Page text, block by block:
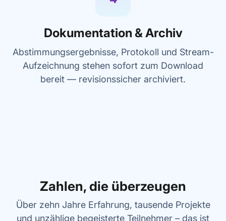
Dokumentation & Archiv
Abstimmungsergebnisse, Protokoll und Stream-
Aufzeichnung stehen sofort zum Download
bereit — revisionssicher archiviert.
Zahlen, die überzeugen
Über zehn Jahre Erfahrung, tausende Projekte
und unzählige begeisterte Teilnehmer – das ist